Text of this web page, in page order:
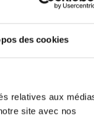
des cookies
relatives aux
site avec nos